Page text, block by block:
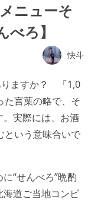
ニューそ
ろ】
快斗
りますか？ 「1,0
た言葉の略で、そ
実際には、お酒
という意味合いで
“せんべろ”晩酌
道ご当地コンビ